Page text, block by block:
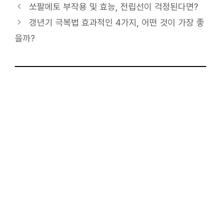
테
고
리
쏘팔메토 부작용 및 효능, 전립선이 걱정된다면?
갱년기 극복법 효과적인 4가지, 어떤 것이 가장 좋
을까?